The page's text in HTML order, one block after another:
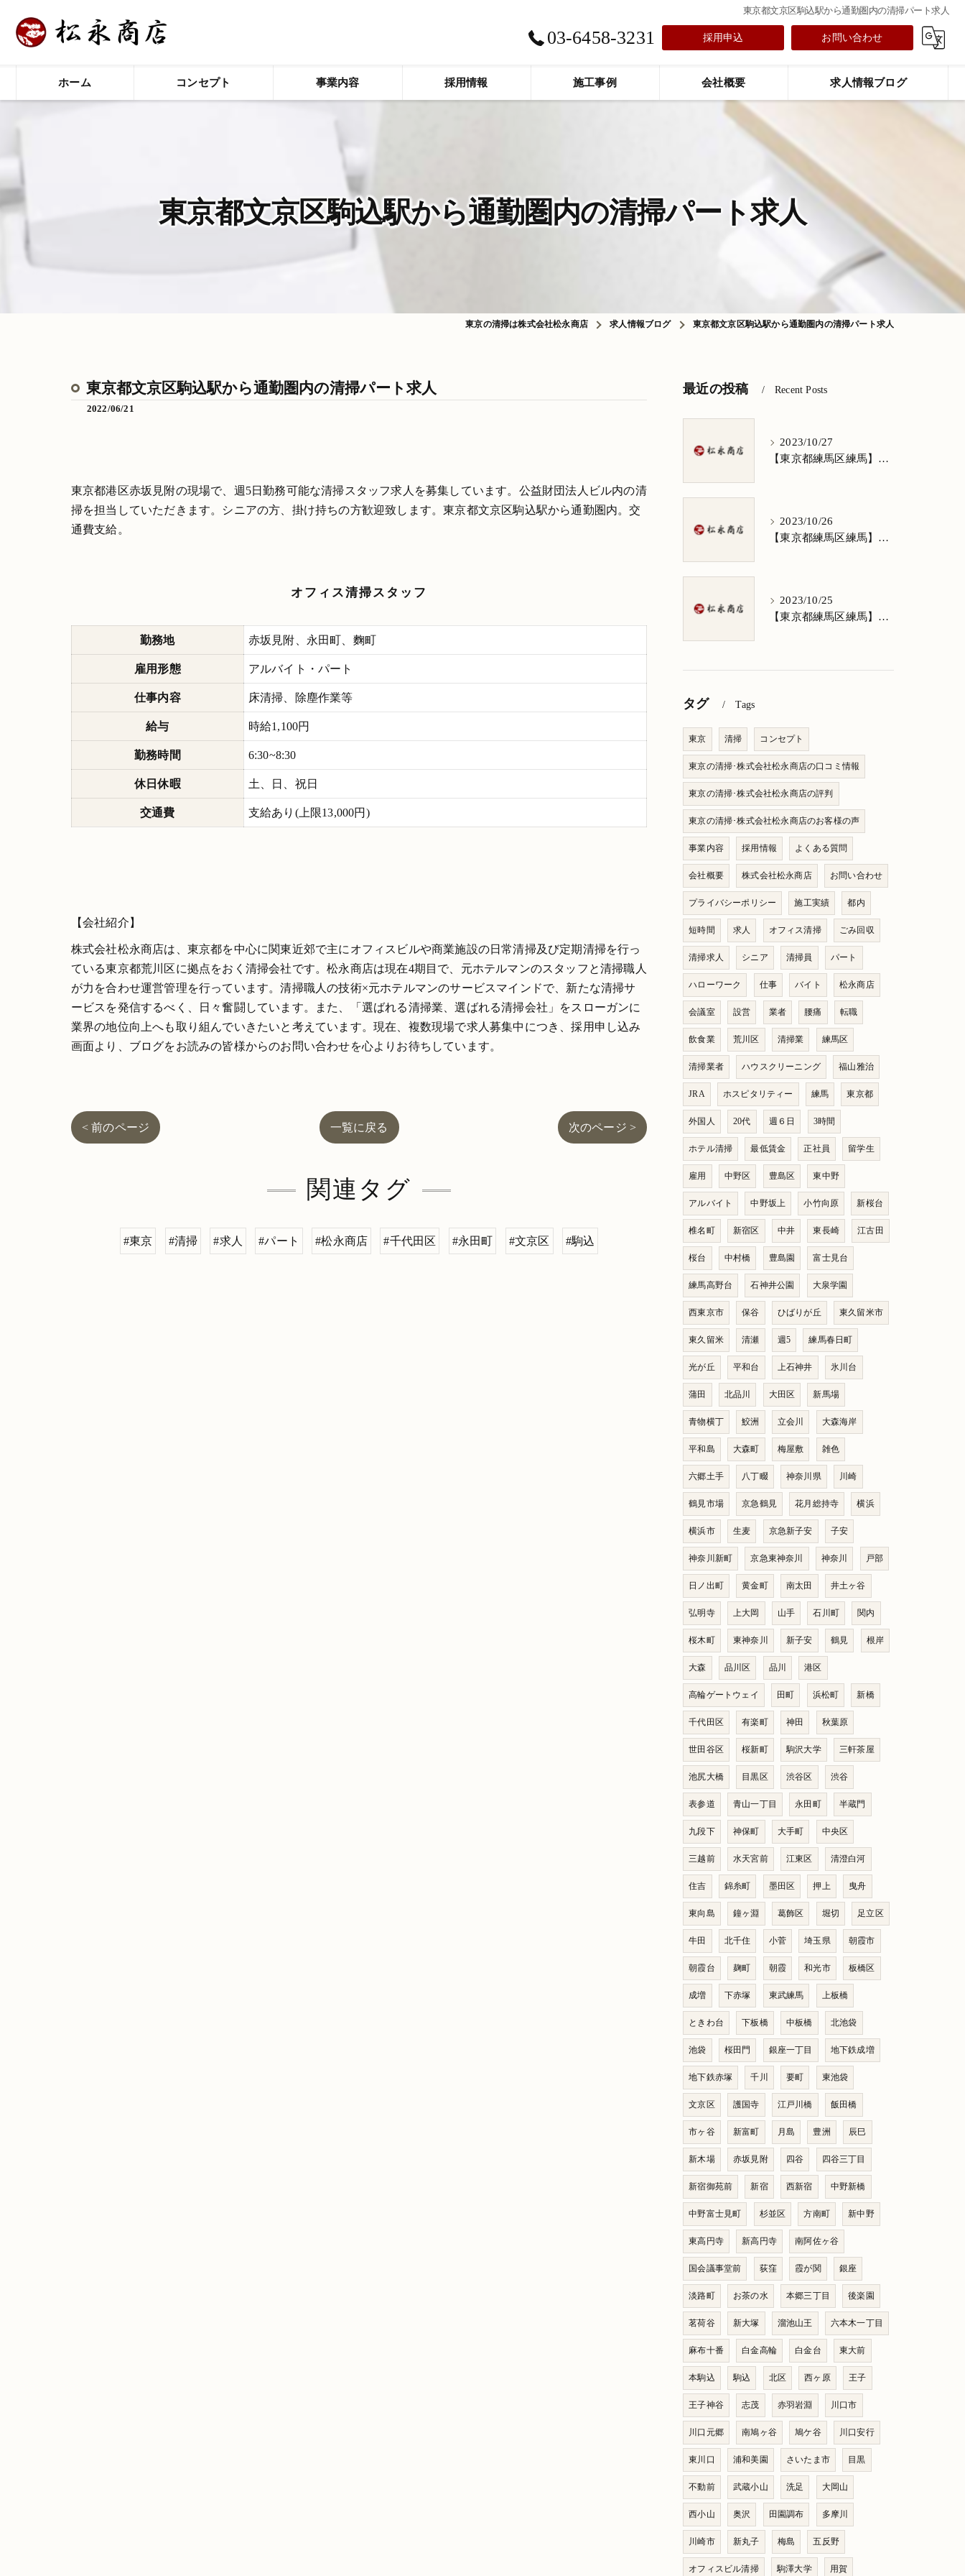
東京都文京区駒込駅から通勤圏内の清掃パート求人
03-6458-3231 採用申込 お問い合わせ
ホーム コンセプト 事業内容 採用情報 施工事例 会社概要 求人情報ブログ
東京都文京区駒込駅から通勤圏内の清掃パート求人
東京の清掃は株式会社松永商店 求人情報ブログ 東京都文京区駒込駅から通勤圏内の清掃パート求人
東京都文京区駒込駅から通勤圏内の清掃パート求人
2022/06/21
東京都港区赤坂見附の現場で、週5日勤務可能な清掃スタッフ求人を募集しています。公益財団法人ビル内の清
掃を担当していただきます。シニアの方、掛け持ちの方歓迎致します。東京都文京区駒込駅から通勤圏内。交
通費支給。
オフィス清掃スタッフ
勤務地 赤坂見附、永田町、麴町
雇用形態 アルバイト・パート
仕事内容 床清掃、除塵作業等
給与 時給1,100円
勤務時間 6:30~8:30
休日休暇 土、日、祝日
交通費 支給あり(上限13,000円)
【会社紹介】
株式会社松永商店は、東京都を中心に関東近郊で主にオフィスビルや商業施設の日常清掃及び定期清掃を行っ
ている東京都荒川区に拠点をおく清掃会社です。松永商店は現在4期目で、元ホテルマンのスタッフと清掃職人
が力を合わせ運営管理を行っています。清掃職人の技術×元ホテルマンのサービスマインドで、新たな清掃サ
ービスを発信するべく、日々奮闘しています。また、「選ばれる清掃業、選ばれる清掃会社」をスローガンに
業界の地位向上へも取り組んでいきたいと考えています。現在、複数現場で求人募集中につき、採用申し込み
画面より、ブログをお読みの皆様からのお問い合わせを心よりお待ちしています。
< 前のページ 一覧に戻る 次のページ >
関連タグ
#東京 #清掃 #求人 #パート #松永商店 #千代田区 #永田町 #文京区 #駒込
最近の投稿 Recent Posts
2023/10/27
【東京都練馬区練馬】清掃求人★1日3h/週5日/祝日お休み★谷原在住の方歓迎
2023/10/26
【東京都練馬区練馬】清掃求人★1日3h/週5日/祝日お休み★南田中在住の方歓迎
2023/10/25
【東京都練馬区練馬】清掃求人★1日3h/週5日/祝日お休み★南大泉在住の方歓迎
タグ Tags
東京 清掃 コンセプト
東京の清掃･株式会社松永商店の口コミ情報
東京の清掃･株式会社松永商店の評判
東京の清掃･株式会社松永商店のお客様の声
事業内容 採用情報 よくある質問
会社概要 株式会社松永商店 お問い合わせ
プライバシーポリシー 施工実績 都内
短時間 求人 オフィス清掃 ごみ回収
清掃求人 シニア 清掃員 パート
ハローワーク 仕事 バイト 松永商店
会議室 設営 業者 腰痛 転職
飲食業 荒川区 清掃業 練馬区
清掃業者 ハウスクリーニング 福山雅治
JRA ホスピタリティー 練馬 東京都
外国人 20代 週６日 3時間
ホテル清掃 最低賃金 正社員 留学生
雇用 中野区 豊島区 東中野
アルバイト 中野坂上 小竹向原 新桜台
椎名町 新宿区 中井 東長崎 江古田
桜台 中村橋 豊島園 富士見台
練馬高野台 石神井公園 大泉学園
西東京市 保谷 ひばりが丘 東久留米市
東久留米 清瀬 週5 練馬春日町
光が丘 平和台 上石神井 氷川台
蒲田 北品川 大田区 新馬場
青物横丁 鮫洲 立会川 大森海岸
平和島 大森町 梅屋敷 雑色
六郷土手 八丁畷 神奈川県 川崎
鶴見市場 京急鶴見 花月総持寺 横浜
横浜市 生麦 京急新子安 子安
神奈川新町 京急東神奈川 神奈川 戸部
日ノ出町 黄金町 南太田 井土ヶ谷
弘明寺 上大岡 山手 石川町 関内
桜木町 東神奈川 新子安 鶴見 根岸
大森 品川区 品川 港区
高輪ゲートウェイ 田町 浜松町 新橋
千代田区 有楽町 神田 秋葉原
世田谷区 桜新町 駒沢大学 三軒茶屋
池尻大橋 目黒区 渋谷区 渋谷
表参道 青山一丁目 永田町 半蔵門
九段下 神保町 大手町 中央区
三越前 水天宮前 江東区 清澄白河
住吉 錦糸町 墨田区 押上 曳舟
東向島 鐘ヶ淵 葛飾区 堀切 足立区
牛田 北千住 小菅 埼玉県 朝霞市
朝霞台 麹町 朝霞 和光市 板橋区
成増 下赤塚 東武練馬 上板橋
ときわ台 下板橋 中板橋 北池袋
池袋 桜田門 銀座一丁目 地下鉄成増
地下鉄赤塚 千川 要町 東池袋
文京区 護国寺 江戸川橋 飯田橋
市ヶ谷 新富町 月島 豊洲 辰巳
新木場 赤坂見附 四谷 四谷三丁目
新宿御苑前 新宿 西新宿 中野新橋
中野富士見町 杉並区 方南町 新中野
東高円寺 新高円寺 南阿佐ヶ谷
国会議事堂前 荻窪 霞が関 銀座
淡路町 お茶の水 本郷三丁目 後楽園
茗荷谷 新大塚 溜池山王 六本木一丁目
麻布十番 白金高輪 白金台 東大前
本駒込 駒込 北区 西ヶ原 王子
王子神谷 志茂 赤羽岩淵 川口市
川口元郷 南鳩ヶ谷 鳩ケ谷 川口安行
東川口 浦和美園 さいたま市 目黒
不動前 武蔵小山 洗足 大岡山
西小山 奥沢 田園調布 多摩川
川崎市 新丸子 梅島 五反野
オフィスビル清掃 駒澤大学 用賀